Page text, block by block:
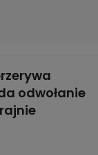
odwołanie